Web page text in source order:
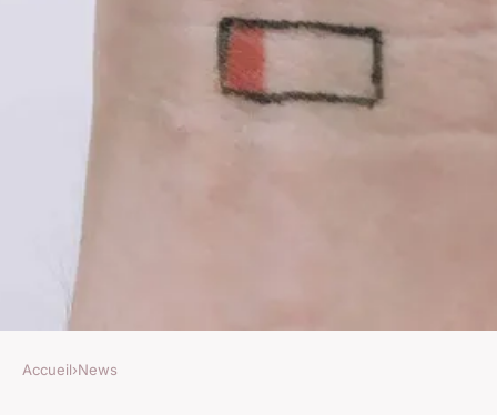
Accueil›News